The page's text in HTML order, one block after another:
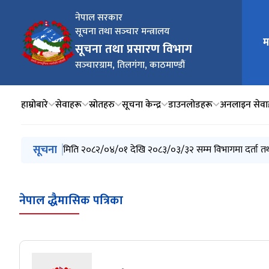
नेपाल सरकार
सूचना तथा सञ्‍चार मन्त्रालय
सूचना तथा प्रसारण विभाग
सञ्‍चारग्राम, तिलगंगा, काठमाण्डौं
मुख्य
हाम्रोबारे सेवाहरू स्रोतहरु सूचना केन्द्र डाउनलोडहरू अनलाइन
मुख्य नेभिगेसनमा जानुहोस्
सूचना अनलाइन सञ्चारमाध्यमको नवीकरण शुल्क सम्बन्धी सूचना
मिति २०८२/०४/०१ देखि २०८३/०३/३२ सम्म विभागमा
अनलाइन सञ्‍चारमाध्यमको नवीकरण सम्बन्धी अत्यन्त जरुरी
नवीकरण तथा बेरूजु रकम दाखिला गर्ने सम्बन्धी सूचना .
मिति २०७३/१२/०९ गतेदेखि मिति २०८३/०१/१५ गतेसम्म सूचना
नेपाल द्धैमासिक पत्रिका